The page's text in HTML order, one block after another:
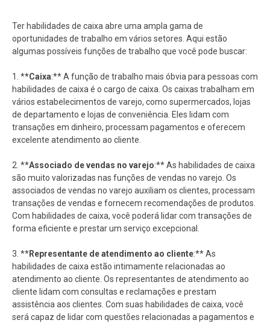
Ter habilidades de caixa abre uma ampla gama de
oportunidades de trabalho em vários setores. Aqui estão
algumas possíveis funções de trabalho que você pode buscar:
1. **Caixa:** A função de trabalho mais óbvia para pessoas com
habilidades de caixa é o cargo de caixa. Os caixas trabalham em
vários estabelecimentos de varejo, como supermercados, lojas
de departamento e lojas de conveniência. Eles lidam com
transações em dinheiro, processam pagamentos e oferecem
excelente atendimento ao cliente.
2. **Associado de vendas no varejo:** As habilidades de caixa
são muito valorizadas nas funções de vendas no varejo. Os
associados de vendas no varejo auxiliam os clientes, processam
transações de vendas e fornecem recomendações de produtos.
Com habilidades de caixa, você poderá lidar com transações de
forma eficiente e prestar um serviço excepcional.
3. **Representante de atendimento ao cliente:** As
habilidades de caixa estão intimamente relacionadas ao
atendimento ao cliente. Os representantes de atendimento ao
cliente lidam com consultas e reclamações e prestam
assistência aos clientes. Com suas habilidades de caixa, você
será capaz de lidar com questões relacionadas a pagamentos e